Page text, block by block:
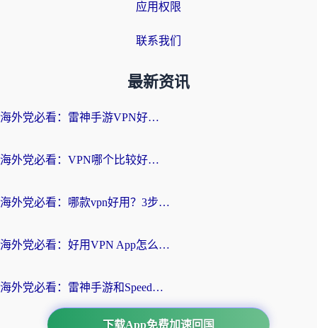
应用权限
联系我们
最新资讯
海外党必看：雷神手游VPN好用吗？和天速回国VPN对比哪个回国效果更好？附实用加速器选择指南
海外党必看：VPN哪个比较好用？3分钟找到适合你的回国加速方案
海外党必看：哪款vpn好用？3步选对回国加速器，无缝刷剧玩游戏
海外党必看：好用VPN App怎么选？3步教你无缝访问国内资源
海外党必看：雷神手游和SpeedCN好用吗？3招选对回国加速器无缝刷国内资源
下载App免费加速回国